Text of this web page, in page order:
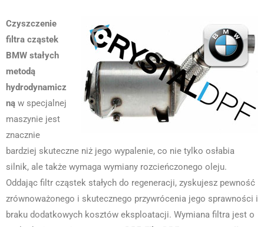
Czyszczenie
filtra cząstek
BMW stałych
metodą
hydrodynamicz
ną w specjalnej
maszynie jest
znacznie
bardziej skuteczne niż jego wypalenie, co nie tylko osłabia
silnik, ale także wymaga wymiany rozcieńczonego oleju.
Oddając filtr cząstek stałych do regeneracji, zyskujesz pewność
zrównoważonego i skutecznego przywrócenia jego sprawności i
braku dodatkowych kosztów eksploatacji. Wymiana filtra jest o